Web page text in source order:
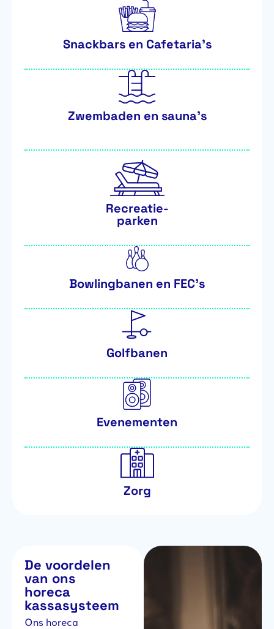
Snackbars en Cafetaria’s
Zwembaden en sauna’s
Recreatie-
parken
Bowlingbanen en FEC's
Golfbanen
Evenementen
Zorg
De voordelen
van ons
horeca
kassasysteem
Ons horeca